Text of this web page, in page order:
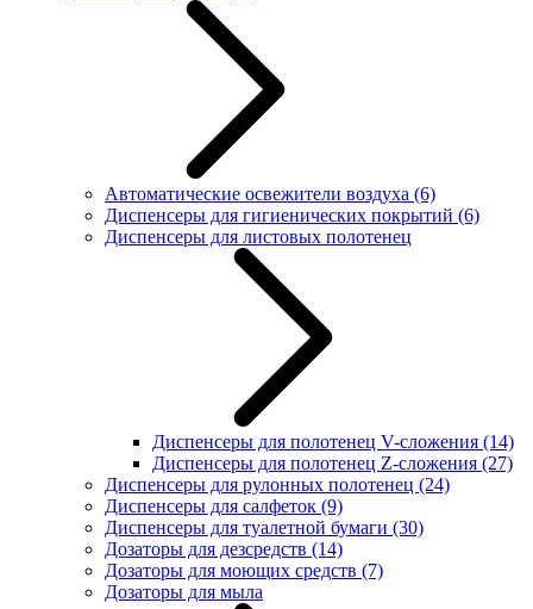
Автоматические освежители воздуха (6)
Диспенсеры для гигиенических покрытий (6)
Диспенсеры для листовых полотенец
Диспенсеры для полотенец V-сложения (14)
Диспенсеры для полотенец Z-сложения (27)
Диспенсеры для рулонных полотенец (24)
Диспенсеры для салфеток (9)
Диспенсеры для туалетной бумаги (30)
Дозаторы для дезсредств (14)
Дозаторы для моющих средств (7)
Дозаторы для мыла